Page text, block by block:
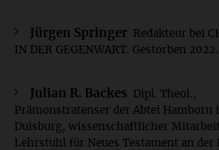
Jürgen Springer
Redakteur bei
IN DER GEGENWART. Gestorben 2022.
Julian R. Backes
Dipl. Theol.,
Prämonstratenser der Abtei Hamborn
Duisburg, wissenschaftlicher
Lehrstuhl für Neues Testament an der